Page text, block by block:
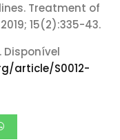
Treatment of
15(2):335-43.
Disponível
article/S0012-